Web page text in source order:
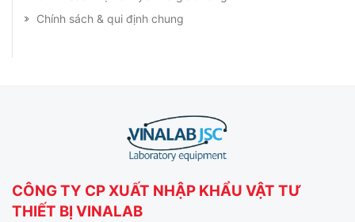
Chính sách & qui định chung
CÔNG TY CP XUẤT NHẬP KHẨU VẬT TƯ
THIẾT BỊ VINALAB